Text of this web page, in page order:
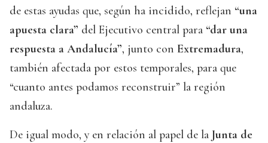
de estas ayudas que, según ha incidido, reflejan “una
apuesta clara” del Ejecutivo central para “dar una
respuesta a Andalucía”, junto con Extremadura,
también afectada por estos temporales, para que
“cuanto antes podamos reconstruir” la región
andaluza.
De igual modo, y en relación al papel de la Junta de